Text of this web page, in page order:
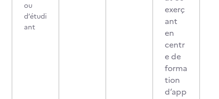
ou
d’étudi
ant
exerç
ant
en
centr
e de
forma
tion
d’app